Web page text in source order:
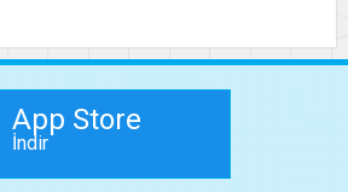
App Store
İndir